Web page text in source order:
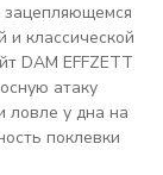
зацепляющемся
классической
DAM EFFZETT
атаку
ловле у дна на
поклевки